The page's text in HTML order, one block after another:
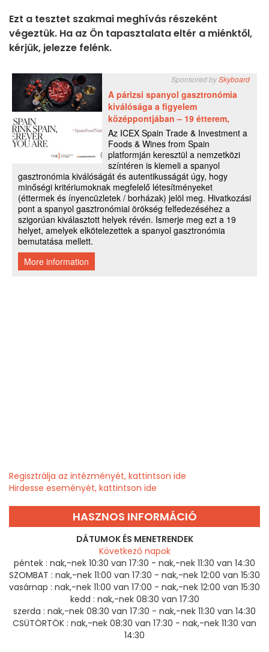
Ezt a tesztet szakmai meghívás részeként
végeztük. Ha az Ön tapasztalata eltér a miénktől,
kérjük, jelezze felénk.
Regisztrálja az intézményét, kattintson ide
Hirdesse eseményét, kattintson ide
HASZNOS INFORMÁCIÓ
DÁTUMOK ÉS MENETRENDEK
Következő napok
péntek : nak,-nek 10:30 van 17:30 - nak,-nek 11:30 van 14:30
SZOMBAT : nak,-nek 11:00 van 17:30 - nak,-nek 12:00 van 15:30
vasárnap : nak,-nek 11:00 van 17:00 - nak,-nek 12:00 van 15:30
kedd : nak,-nek 08:30 van 17:30
szerda : nak,-nek 08:30 van 17:30 - nak,-nek 11:30 van 14:30
CSÜTÖRTÖK : nak,-nek 08:30 van 17:30 - nak,-nek 11:30 van
14:30